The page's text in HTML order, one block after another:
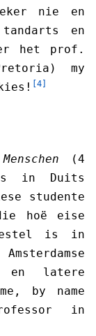
nie en
en
het prof.
my
[4]
(4
in Duits
studente
hoë eise
is in
en latere
by name
in